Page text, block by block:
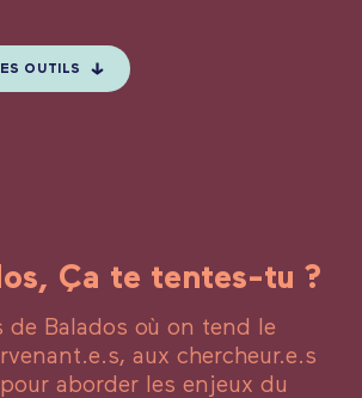
OUTILS
Ça te tentes-tu ?
de Balados où on tend le
aux chercheur.e.s
aborder les enjeux du